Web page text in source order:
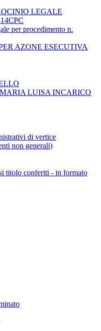
LEGALE
per procedimento n.
AZONE ESECUTIVA
LUISA INCARICO
di vertice
non generali)
titolo conferiti - in formato